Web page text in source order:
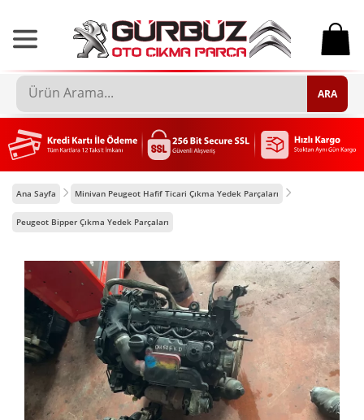
0
ARA
Ana Sayfa Minivan Peugeot Hafif Ticari Çıkma Yedek Parçaları
Peugeot Bipper Çıkma Yedek Parçaları